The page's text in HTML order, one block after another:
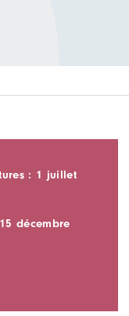
: 1 juillet
décembre